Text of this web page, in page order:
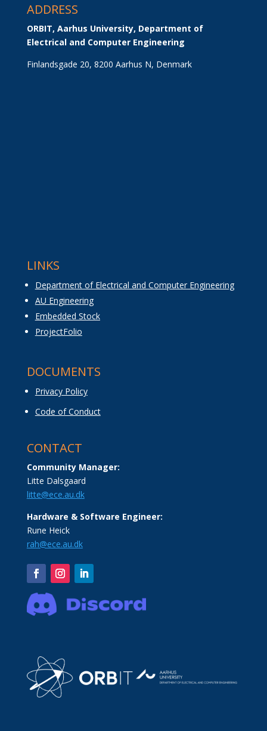
ADDRESS
ORBIT, Aarhus University, Department of
Electrical and Computer Engineering
Finlandsgade 20, 8200 Aarhus N, Denmark
LINKS
Department of Electrical and Computer Engineering
AU Engineering
Embedded Stock
ProjectFolio
DOCUMENTS
Privacy Policy
Code of Conduct
CONTACT
Community Manager:
Litte Dalsgaard
litte@ece.au.dk
Hardware & Software Engineer:
Rune Heick
rah@ece.au.dk